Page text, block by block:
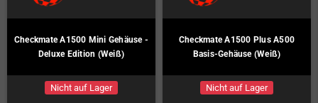
Checkmate A1500 Mini Gehäuse -
Deluxe Edition (Weiß)
Nicht auf Lager
Checkmate A1500 Plus A500
Basis-Gehäuse (Weiß)
Nicht auf Lager